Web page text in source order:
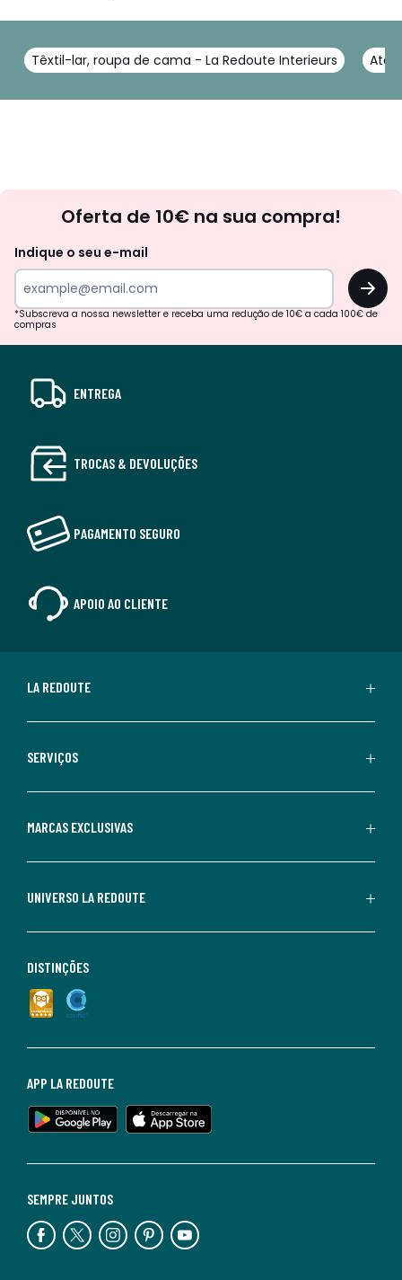
Têxtil-lar, roupa de cama - La Redoute Interieurs
Oferta de 10€ na sua compra!
Indique o seu e-mail
OK
*Subscreva a nossa newsletter e receba uma redução de 10€ a cada 100€ de
compras
ENTREGA
TROCAS & DEVOLUÇÕES
PAGAMENTO SEGURO
APOIO AO CLIENTE
LA REDOUTE
SERVIÇOS
MARCAS EXCLUSIVAS
UNIVERSO LA REDOUTE
SEMPRE JUNTOS
APP LA REDOUTE
DISTINÇÕES